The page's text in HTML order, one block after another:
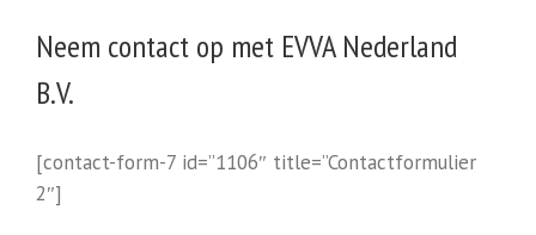
Neem contact op met EVVA Nederland
B.V.
[contact-form-7 id=”1106″ title=”Contactformulier
2″]